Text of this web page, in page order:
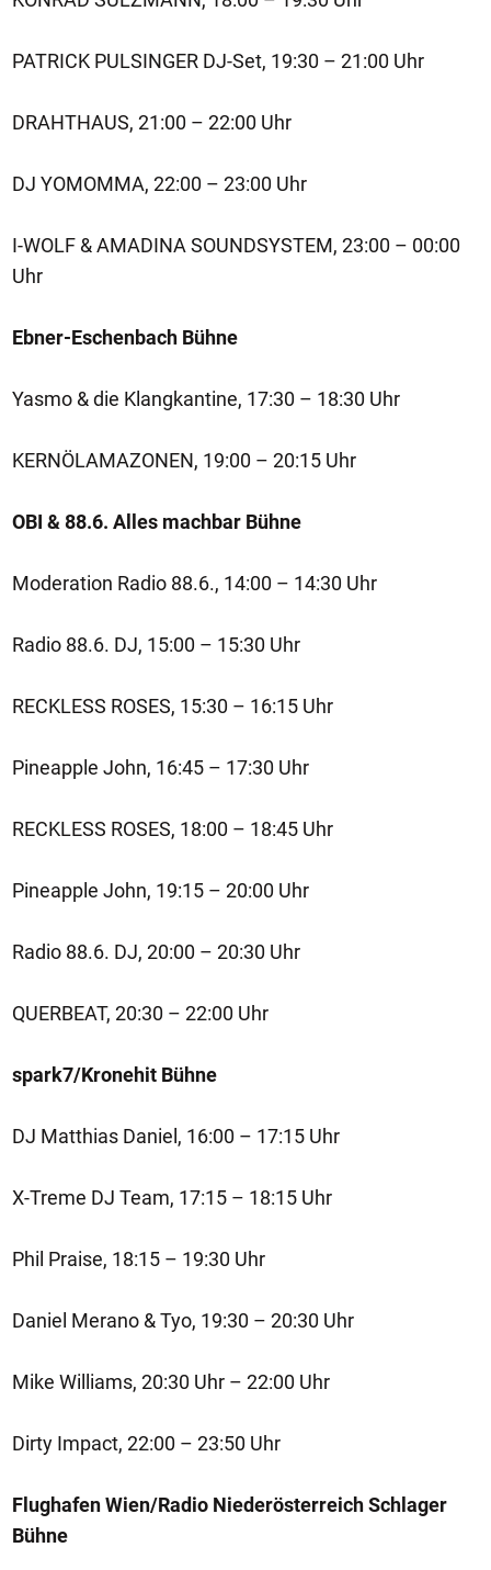
PATRICK PULSINGER DJ-Set, 19:30 – 21:00 Uhr
DRAHTHAUS, 21:00 – 22:00 Uhr
DJ YOMOMMA, 22:00 – 23:00 Uhr
I-WOLF & AMADINA SOUNDSYSTEM, 23:00 – 00:00
Uhr
Ebner-Eschenbach Bühne
Yasmo & die Klangkantine, 17:30 – 18:30 Uhr
KERNÖLAMAZONEN, 19:00 – 20:15 Uhr
OBI & 88.6. Alles machbar Bühne
Moderation Radio 88.6., 14:00 – 14:30 Uhr
Radio 88.6. DJ, 15:00 – 15:30 Uhr
RECKLESS ROSES, 15:30 – 16:15 Uhr
Pineapple John, 16:45 – 17:30 Uhr
RECKLESS ROSES, 18:00 – 18:45 Uhr
Pineapple John, 19:15 – 20:00 Uhr
Radio 88.6. DJ, 20:00 – 20:30 Uhr
QUERBEAT, 20:30 – 22:00 Uhr
spark7/Kronehit Bühne
DJ Matthias Daniel, 16:00 – 17:15 Uhr
X-Treme DJ Team, 17:15 – 18:15 Uhr
Phil Praise, 18:15 – 19:30 Uhr
Daniel Merano & Tyo, 19:30 – 20:30 Uhr
Mike Williams, 20:30 Uhr – 22:00 Uhr
Dirty Impact, 22:00 – 23:50 Uhr
Flughafen Wien/Radio Niederösterreich Schlager
Bühne